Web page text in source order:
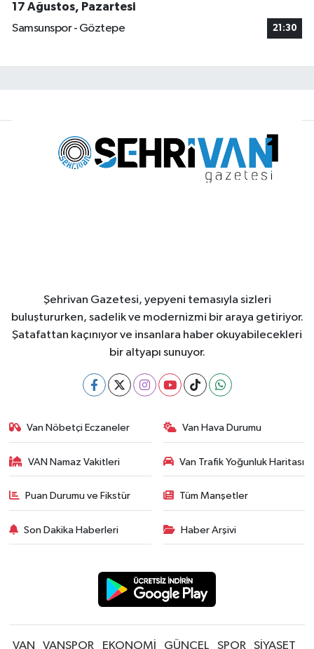
17 Ağustos, Pazartesi
Samsunspor - Göztepe
21:30
Şehrivan Gazetesi, yepyeni temasıyla sizleri
buluştururken, sadelik ve modernizmi bir araya getiriyor.
Şatafattan kaçınıyor ve insanlara haber okuyabilecekleri
bir altyapı sunuyor.
Van Nöbetçi Eczaneler Van Hava Durumu
VAN Namaz Vakitleri Van Trafik Yoğunluk Haritası
Puan Durumu ve Fikstür Tüm Manşetler
Son Dakika Haberleri Haber Arşivi
VAN VANSPOR EKONOMİ GÜNCEL SPOR SİYASET